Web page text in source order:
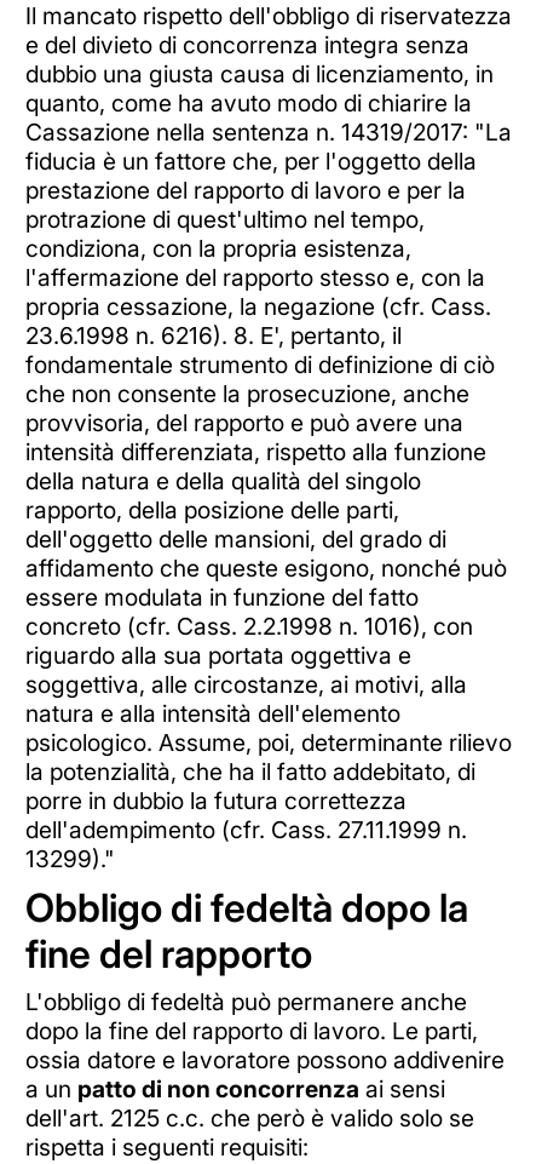
Il mancato rispetto dell'obbligo di riservatezza
e del divieto di concorrenza integra senza
dubbio una giusta causa di licenziamento, in
quanto, come ha avuto modo di chiarire la
Cassazione nella sentenza n. 14319/2017: "La
fiducia è un fattore che, per l'oggetto della
prestazione del rapporto di lavoro e per la
protrazione di quest'ultimo nel tempo,
condiziona, con la propria esistenza,
l'affermazione del rapporto stesso e, con la
propria cessazione, la negazione (cfr. Cass.
23.6.1998 n. 6216). 8. E', pertanto, il
fondamentale strumento di definizione di ciò
che non consente la prosecuzione, anche
provvisoria, del rapporto e può avere una
intensità differenziata, rispetto alla funzione
della natura e della qualità del singolo
rapporto, della posizione delle parti,
dell'oggetto delle mansioni, del grado di
affidamento che queste esigono, nonché può
essere modulata in funzione del fatto
concreto (cfr. Cass. 2.2.1998 n. 1016), con
riguardo alla sua portata oggettiva e
soggettiva, alle circostanze, ai motivi, alla
natura e alla intensità dell'elemento
psicologico. Assume, poi, determinante rilievo
la potenzialità, che ha il fatto addebitato, di
porre in dubbio la futura correttezza
dell'adempimento (cfr. Cass. 27.11.1999 n.
13299)."
Obbligo di fedeltà dopo la
fine del rapporto
L'obbligo di fedeltà può permanere anche
dopo la fine del rapporto di lavoro. Le parti,
ossia datore e lavoratore possono addivenire
a un patto di non concorrenza ai sensi
dell'art. 2125 c.c. che però è valido solo se
rispetta i seguenti requisiti: